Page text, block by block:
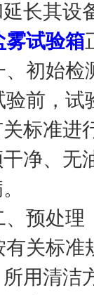
长其设
雾试验箱
初始检
前，试
标准进
干净、无
预处理
关标准
用清洁